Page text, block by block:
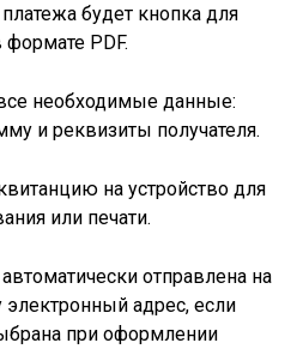
будет кнопка для
PDF.
необходимые данные:
и реквизиты получателя.
на устройство для
или печати.
отправлена на
электронный адрес, если
при оформлении